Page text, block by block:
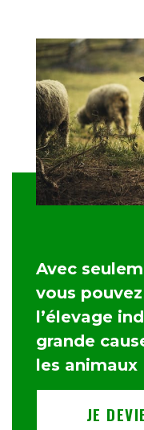
Avec
vous
l’élevage
grande
les animaux
JE